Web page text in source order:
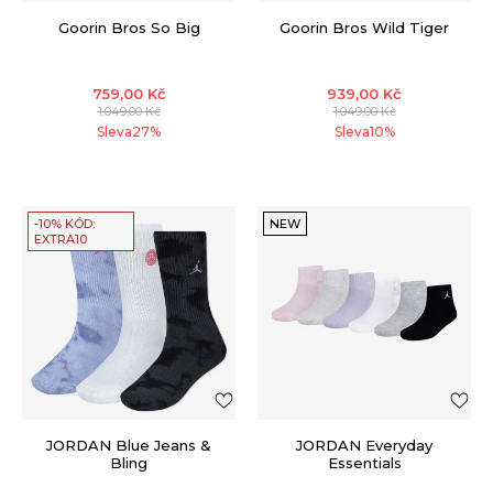
Goorin Bros So Big
759,00 Kč
1.049,00Kč
Sleva27%
Goorin Bros Wild Tiger
939,00 Kč
1.049,00Kč
Sleva10%
-10% KÓD:
EXTRA10
JORDAN Blue Jeans &
Bling
NEW
JORDAN Everyday
Essentials